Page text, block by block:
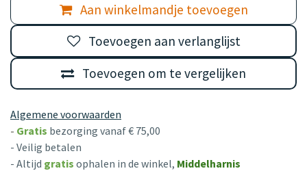
Aan winkelmandje toevoegen
Toevoegen om te vergelijken
Toevoegen aan verlanglijst
Algemene voorwaarden
- Gratis bezorging vanaf € 75,00
- Veilig betalen
- Altijd gratis ophalen in de winkel, Middelharnis